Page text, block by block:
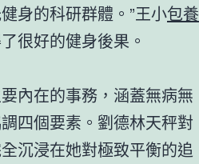
身的科研群體。”王小包養
很好的健身後果。
內在的事務，涵蓋無病無
四個要素。劉德林天秤對
沉浸在她對極致平衡的追